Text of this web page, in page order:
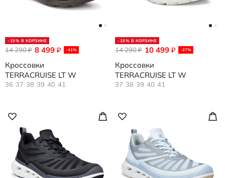
-15% В КОРЗИНЕ
8 499 ₽ -41%
14 290₽
Кроссовки
TERRACRUISE LT W
36 37 38 39 40 41
-15% В КОРЗИНЕ
10 499 ₽ -27%
14 290₽
Кроссовки
TERRACRUISE LT W
37 38 39 40 41